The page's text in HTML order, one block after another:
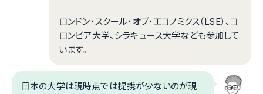
ロンドン・スクール・オブ・エコノミクス（LSE）、コ
ロンビア大学、シラキュース大学なども参加して
います。
日本の大学は現時点では提携が少ないのが現